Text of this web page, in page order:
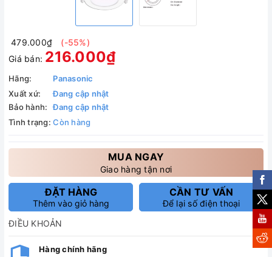
479.000₫
(-55%)
Giá bán: 216.000₫
Hãng:
Panasonic
Xuất xứ:
Đang cập nhật
Bảo hành:
Đang cập nhật
Tình trạng: Còn hàng
MUA NGAY
Giao hàng tận nơi
ĐẶT HÀNG
Thêm vào giỏ hàng
CẦN TƯ VẤN
Để lại số điện thoại
ĐIỀU KHOẢN
Hàng chính hãng